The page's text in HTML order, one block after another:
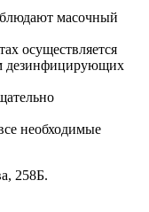
масочный
осуществляется
дезинфицирующих
необходимые
258Б.